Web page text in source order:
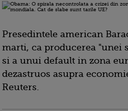
Presedintele american
marti, ca producerea "unei
si a unui default in zona
dezastruos asupra
Reuters.